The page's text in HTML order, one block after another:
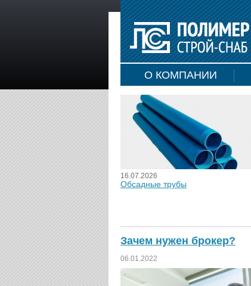
О КОМПАНИИ
16.07.2026
Обсадные трубы
Зачем нужен брокер?
06.01.2022